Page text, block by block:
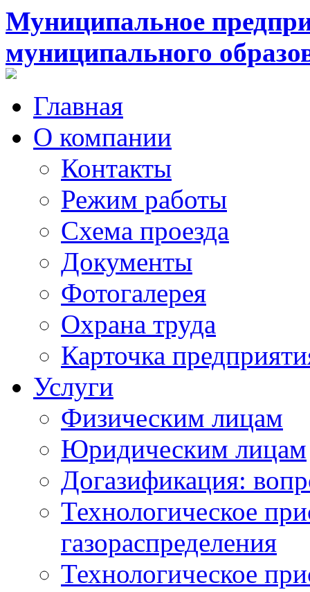
Муниципальное
муниципального
Главная
О компании
Контакты
Режим работы
Схема проезда
Документы
Фотогалерея
Охрана труда
Карточка
Услуги
Физическим лицам
Юридическим лицам
Догазификация:
Технологическое
газораспределения
Технологическое